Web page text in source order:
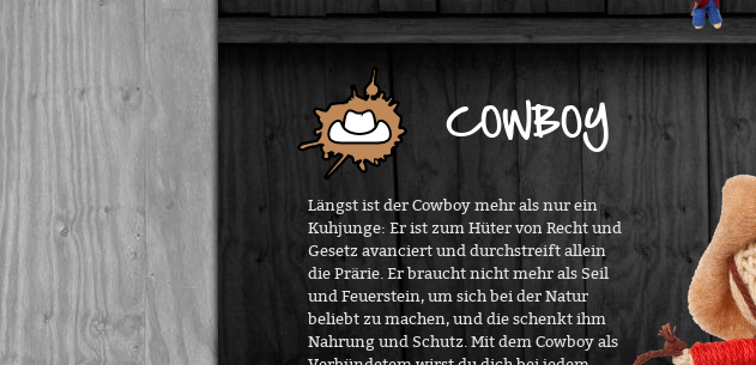
COWBOY
Längst ist der Cowboy mehr als nur ein
Kuhjunge: Er ist zum Hüter von Recht und
Gesetz avanciert und durchstreift allein
die Prärie. Er braucht nicht mehr als Seil
und Feuerstein, um sich bei der Natur
beliebt zu machen, und die schenkt ihm
Nahrung und Schutz. Mit dem Cowboy als